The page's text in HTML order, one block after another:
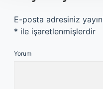
E-posta adresiniz
* ile işaretlenmişlerdir
Yorum